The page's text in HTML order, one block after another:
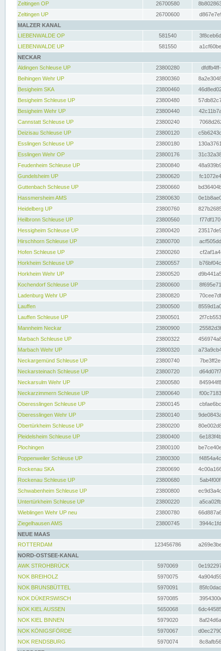
Zeltingen OP
26700580
Zeltingen UP
26700600
MALZER KANAL
LIEBENWALDE OP
581540
LIEBENWALDE UP
581550
NECKAR
Aldingen Schleuse UP
23800280
Beihingen Wehr UP
23800360
Besigheim SKA
23800460
Besigheim Schleuse UP
23800480
Besigheim Wehr UP
23800440
Cannstatt Schleuse UP
23800240
Deizisau Schleuse UP
23800120
Esslingen Schleuse UP
23800180
Esslingen Wehr OP
23800176
Feudenheim Schleuse UP
23800840
Gundelsheim UP
23800620
Guttenbach Schleuse UP
23800660
Hassmersheim AMS
23800630
Heidelberg UP
23800760
Heilbronn Schleuse UP
23800560
Hessigheim Schleuse UP
23800420
Hirschhorn Schleuse UP
23800700
Hofen Schleuse UP
23800260
Horkheim Schleuse UP
23800557
Horkheim Wehr UP
23800520
Kochendorf Schleuse UP
23800600
Ladenburg Wehr UP
23800820
Lauffen
23800500
Lauffen Schleuse UP
23800501
Mannheim Neckar
23800900
Marbach Schleuse UP
23800322
Marbach Wehr UP
23800320
Neckargemünd Schleuse UP
23800740
Neckarsteinach Schleuse UP
23800720
Neckarsulm Wehr UP
23800580
Neckarzimmern Schleuse UP
23800640
Oberesslingen Schleuse UP
23800145
Oberesslingen Wehr UP
23800140
Obertürkheim Schleuse UP
23800200
Pleidelsheim Schleuse UP
23800400
Plochingen
23800100
Poppenweiler Schleuse UP
23800300
Rockenau SKA
23800690
Rockenau Schleuse UP
23800680
Schwabenheim Schleuse UP
23800800
Untertürkheim Schleuse UP
23800220
Wieblingen Wehr UP neu
23800780
Ziegelhausen AMS
23800745
NEUE MAAS
ROTTERDAM
123456786
NORD-OSTSEE-KANAL
AWK STROHBRÜCK
5970069
NOK BREIHOLZ
5970075
NOK BRUNSBÜTTEL
5970091
NOK DÜKERSWISCH
5970085
NOK KIEL AUSSEN
5650068
NOK KIEL BINNEN
5979020
NOK KÖNIGSFÖRDE
5970067
NOK RENDSBURG
5970074